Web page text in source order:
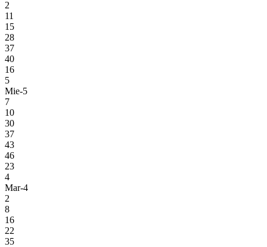
2
11
15
28
37
40
16
5
Mie-5
7
10
30
37
43
46
23
4
Mar-4
2
8
16
22
35